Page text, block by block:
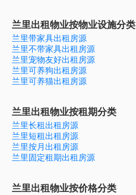
兰里出租物业按物业设施分类
兰里带家具出租房源
兰里不带家具出租房源
兰里宠物友好出租房源
兰里可养狗出租房源
兰里可养猫出租房源
兰里出租物业按租期分类
兰里长租出租房源
兰里短租出租房源
兰里按月出租房源
兰里固定租期出租房源
兰里出租物业按价格分类